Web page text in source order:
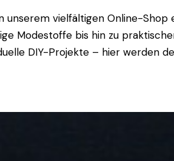
unserem vielfältigen Online-
Modestoffe bis hin zu
DIY-Projekte – hier werden